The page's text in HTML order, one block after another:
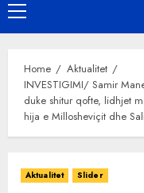
Primary
Menu
Home
Aktualitet
INVESTIGIMI/ Samir
duke shitur qofte, lidhjet
hija e Millosheviçit dhe
Aktualitet Slider